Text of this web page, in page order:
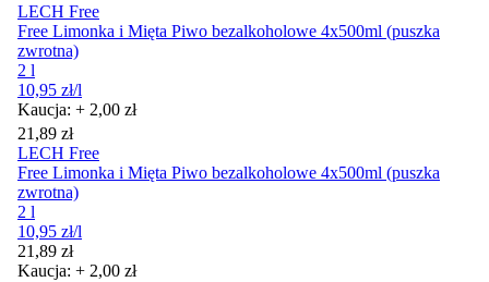
LECH Free
Free Limonka i Mięta Piwo bezalkoholowe 4x500ml (puszka
zwrotna)
2 l
10,95 zł/l
Kaucja: + 2,00 zł
Cena
21,89 zł
LECH Free
Free Limonka i Mięta Piwo bezalkoholowe 4x500ml (puszka
zwrotna)
2 l
10,95 zł/l
Cena
21,89 zł
Kaucja: + 2,00 zł